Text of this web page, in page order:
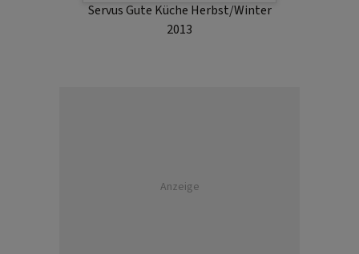
Servus Gute Küche Herbst/Winter
2013
Anzeige